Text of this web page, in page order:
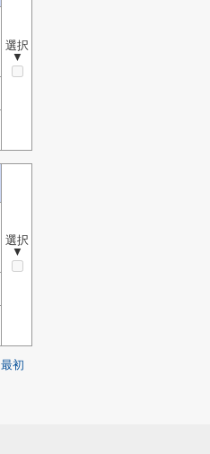
選択
▼
選択
▼
最初